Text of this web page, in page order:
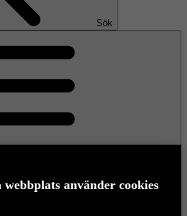
webbplats använder cookies
Sök